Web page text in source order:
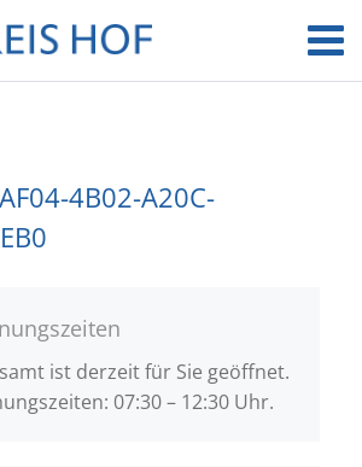
4B02-A20C-
ist derzeit für Sie geöffnet.
07:30 – 12:30 Uhr.